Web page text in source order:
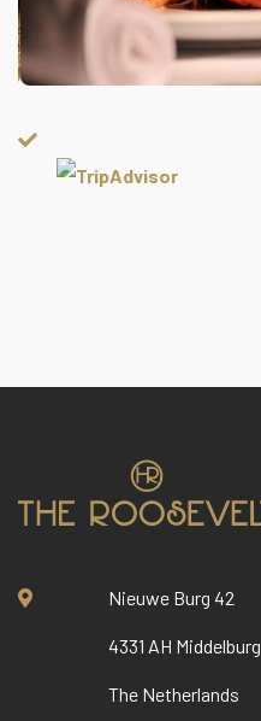
Nieuwe Burg 42
4331 AH Middelburg
The Netherlands